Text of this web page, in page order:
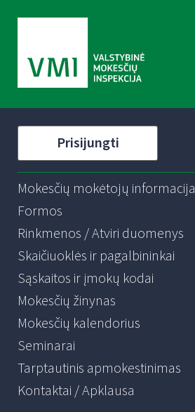
Prisijungti
Mokesčių mokėtojų informacija
Formos
Rinkmenos / Atviri duomenys
Skaičiuoklės ir pagalbininkai
Sąskaitos ir įmokų kodai
Mokesčių žinynas
Mokesčių kalendorius
Seminarai
Tarptautinis apmokestinimas
Kontaktai / Apklausa